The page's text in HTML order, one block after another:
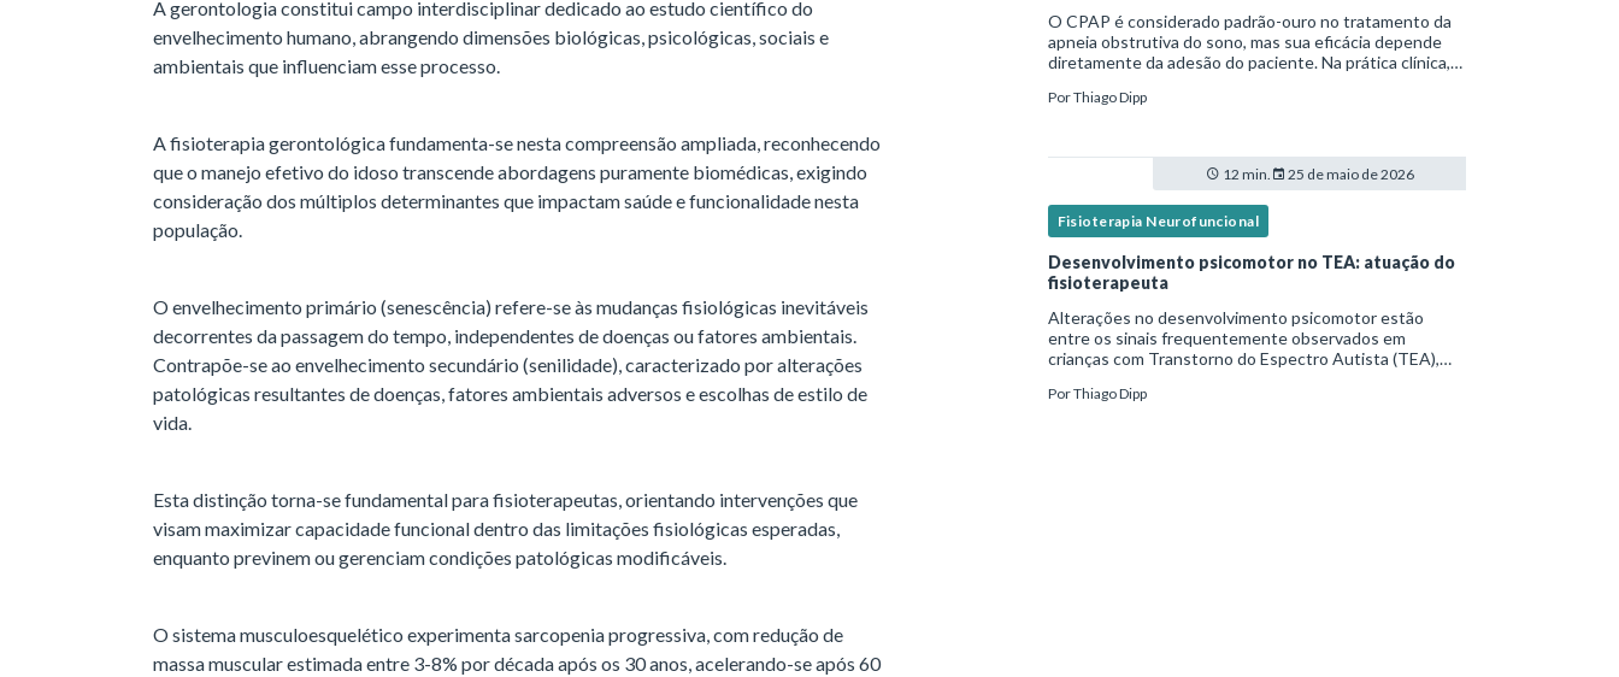
A gerontologia constitui campo interdisciplinar dedicado ao estudo científico do
envelhecimento humano, abrangendo dimensões biológicas, psicológicas, sociais e
ambientais que influenciam esse processo.
A fisioterapia gerontológica fundamenta-se nesta compreensão ampliada, reconhecendo
que o manejo efetivo do idoso transcende abordagens puramente biomédicas, exigindo
consideração dos múltiplos determinantes que impactam saúde e funcionalidade nesta
população.
O envelhecimento primário (senescência) refere-se às mudanças fisiológicas inevitáveis
decorrentes da passagem do tempo, independentes de doenças ou fatores ambientais.
Contrapõe-se ao envelhecimento secundário (senilidade), caracterizado por alterações
patológicas resultantes de doenças, fatores ambientais adversos e escolhas de estilo de
vida.
Esta distinção torna-se fundamental para fisioterapeutas, orientando intervenções que
visam maximizar capacidade funcional dentro das limitações fisiológicas esperadas,
enquanto previnem ou gerenciam condições patológicas modificáveis.
O sistema musculoesquelético experimenta sarcopenia progressiva, com redução de
massa muscular estimada entre 3-8% por década após os 30 anos, acelerando-se após 60
O CPAP é considerado padrão-ouro no tratamento da
apneia obstrutiva do sono, mas sua eficácia depende
diretamente da adesão do paciente. Na prática clínica,
realidade frequente. Diante disso, surg
PorThiago Dipp
12 min. 25 de maio de 2026
Fisioterapia Neurofuncional
Desenvolvimento psicomotor no TEA: atuação do
fisioterapeuta
Alterações no desenvolvimento psicomotor estão
entre os sinais frequentemente observados em
crianças com Transtorno do Espectro Autista (TEA),
formal.Diante disso, a atuação do fisioterapeuta vai
PorThiago Dipp